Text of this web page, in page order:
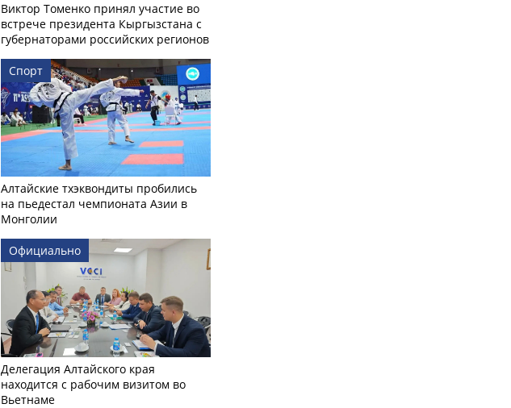
Виктор Томенко принял участие во
встрече президента Кыргызстана с
губернаторами российских регионов
Спорт
Алтайские тхэквондиты пробились
на пьедестал чемпионата Азии в
Монголии
Официально
Делегация Алтайского края
находится с рабочим визитом во
Вьетнаме